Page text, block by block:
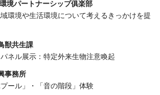
境パートナーシップ俱楽部
環境や生活環境について考えるきっかけを提
獣共生課
ネル展示：特定外来生物注意喚起
事務所
ール」・「音の階段」体験